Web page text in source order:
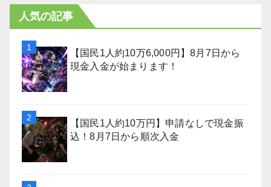
人気の記事
【国民1人約10万6,000円】8月7日から
現金入金が始まります！
【国民1人約10万円】申請なしで現金振
込！8月7日から順次入金